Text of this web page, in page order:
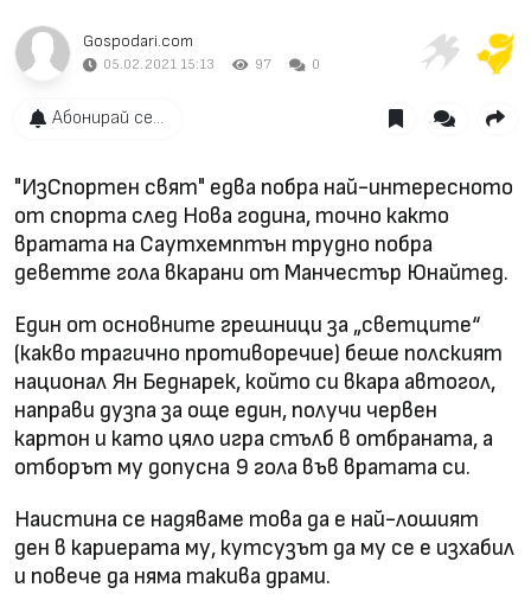
Gospodari.com
05.02.2021 15:13 97 0
Абонирай се...
"ИзСпортен свят" едва побра най-интересното
от спорта след Нова година, точно както
вратата на Саутхемптън трудно побра
деветте гола вкарани от Манчестър Юнайтед.
Един от основните грешници за „светците“
(какво трагично противоречие) беше полският
национал Ян Беднарек, който си вкара автогол,
направи дузпа за още един, получи червен
картон и като цяло игра стълб в отбраната, а
отборът му допусна 9 гола във вратата си.
Наистина се надяваме това да е най-лошият
ден в кариерата му, кутсузът да му се е изхабил
и повече да няма такива драми.